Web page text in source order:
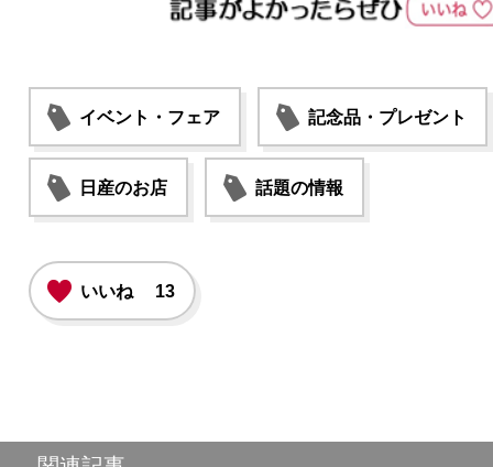
イベント・フェア 記念品・プレゼント
日産のお店 話題の情報
いいね 13